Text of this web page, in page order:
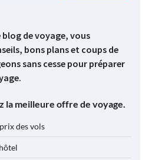
blog de voyage, vous
bons plans et coups de
sans cesse pour préparer
la meilleure offre de voyage.
des vols